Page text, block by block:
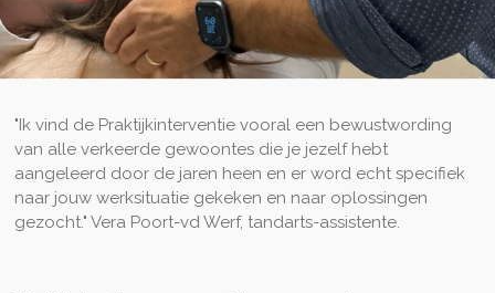
"Ik vind de Praktijkinterventie vooral een bewustwording
van alle verkeerde gewoontes die je jezelf hebt
aangeleerd door de jaren heen en er word echt specifiek
naar jouw werksituatie gekeken en naar oplossingen
gezocht." Vera Poort-vd Werf, tandarts-assistente.